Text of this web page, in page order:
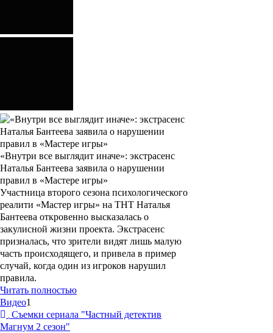
«Внутри все выглядит иначе»: экстрасенс
Наталья Бантеева заявила о нарушении
правил в «Мастере игры»
Участница второго сезона психологического
реалити «Мастер игры» на ТНТ Наталья
Бантеева откровенно высказалась о
закулисной жизни проекта. Экстрасенс
призналась, что зрители видят лишь малую
часть происходящего, и привела в пример
случай, когда один из игроков нарушил
правила.
Читать полностью
Видео1
Съемки сериала "Частный детектив
Магнум 2 сезон"